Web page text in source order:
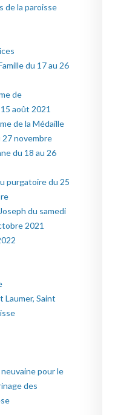
de la paroisse
du 17 au 26
de
août 2021
de la Médaille
27 novembre
du 18 au 26
purgatoire du 25
du samedi
2021
Laumer, Saint
pour le
des